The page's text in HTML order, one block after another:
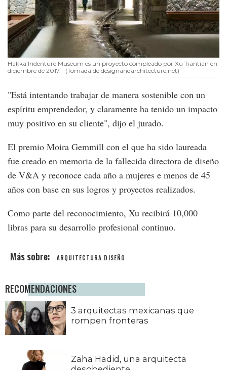
Hakka Indenture Museum es un proyecto compleado por Xu Tiantian en
diciembre de 2017.
(Tomada de designandarchitecture.net)
"Está intentando trabajar de manera sostenible con un
espíritu emprendedor, y claramente ha tenido un impacto
muy positivo en su cliente", dijo el jurado.
El premio Moira Gemmill con el que ha sido laureada
fue creado en memoria de la fallecida directora de diseño
de V&A y reconoce cada año a mujeres e menos de 45
años con base en sus logros y proyectos realizados.
Como parte del reconocimiento, Xu recibirá 10,000
libras para su desarrollo profesional continuo.
ARQUITECTURA DISEÑO
RECOMENDACIONES
3 arquitectas mexicanas que
rompen fronteras
Zaha Hadid, una arquitecta